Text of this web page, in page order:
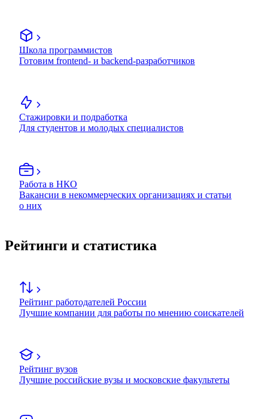
Школа программистов
Готовим frontend- и backend-разработчиков
Стажировки и подработка
Для студентов и молодых специалистов
Работа в НКО
Вакансии в некоммерческих организациях и статьи
о них
Рейтинги и статистика
Рейтинг работодателей России
Лучшие компании для работы по мнению соискателей
Рейтинг вузов
Лучшие российские вузы и московские факультеты